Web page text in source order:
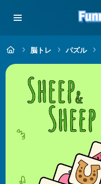
脳トレ パズル